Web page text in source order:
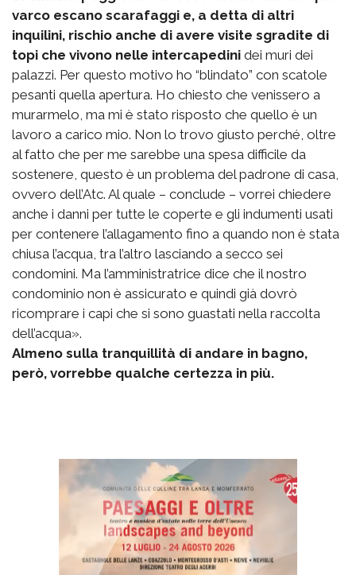
varco escano scarafaggi e, a detta di altri
inquilini, rischio anche di avere visite sgradite di
topi che vivono nelle intercapedini dei muri dei
palazzi. Per questo motivo ho “blindato” con scatole
pesanti quella apertura. Ho chiesto che venissero a
murarmelo, ma mi è stato risposto che quello è un
lavoro a carico mio. Non lo trovo giusto perché, oltre
al fatto che per me sarebbe una spesa difficile da
sostenere, questo è un problema del padrone di casa,
ovvero dell’Atc. Al quale – conclude – vorrei chiedere
anche i danni per tutte le coperte e gli indumenti usati
per contenere l’allagamento fino a quando non è stata
chiusa l’acqua, tra l’altro lasciando a secco sei
condomini. Ma l’amministratrice dice che il nostro
condominio non è assicurato e quindi già dovrò
ricomprare i capi che si sono guastati nella raccolta
dell’acqua».
Almeno sulla tranquillità di andare in bagno,
però, vorrebbe qualche certezza in più.